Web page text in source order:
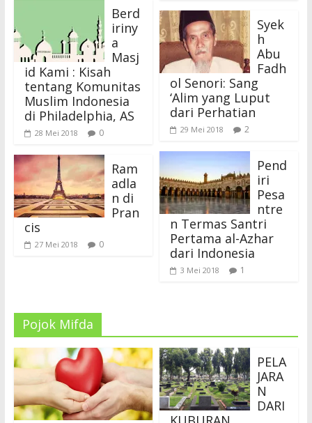
Berd
iriny
a
Masj
id Kami : Kisah
tentang Komunitas
Muslim Indonesia
di Philadelphia, AS
28 Mei 2018 0
Ram
adla
n di
Pran
cis
27 Mei 2018 0
Syek
h
Abu
Fadh
ol Senori: Sang
‘Alim yang Luput
dari Perhatian
29 Mei 2018 2
Pend
iri
Pesa
ntre
n Termas Santri
Pertama al-Azhar
dari Indonesia
3 Mei 2018 1
Pojok Mifda
PELA
JARA
N
DARI